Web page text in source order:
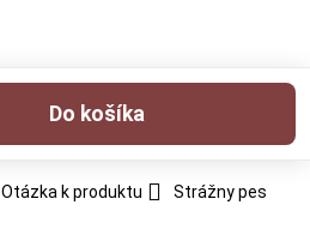
Do košíka
Otázka k produktu
Strážny pes